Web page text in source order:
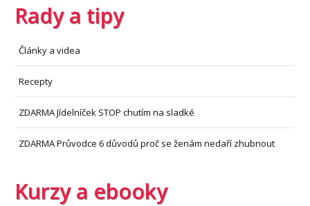
Rady a tipy
Články a videa
Recepty
ZDARMA Jídelníček STOP chutím na sladké
ZDARMA Průvodce 6 důvodů proč se ženám nedaří zhubnout
Kurzy a ebooky